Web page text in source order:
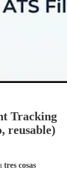
Tracking
reusable)
tres cosas